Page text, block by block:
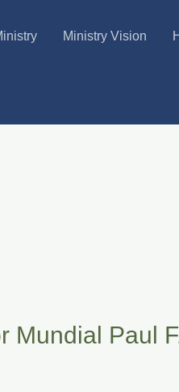
Ministry Vision
Mundial Paul